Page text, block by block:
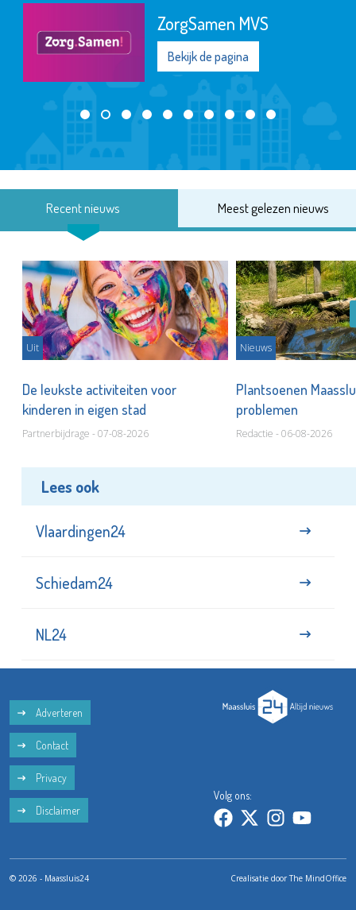
ZorgSamen MVS
Bekijk de pagina
Recent nieuws Meest gelezen nieuws
Uit
De leukste activiteiten voor
kinderen in eigen stad
Partnerbijdrage - 07-08-2026
Nieuws
Plantsoenen
problemen
Redactie - 06-08-2026
Lees ook
Vlaardingen24
Schiedam24
NL24
Adverteren
Contact
Privacy
Disclaimer
Volg ons:
© 2026 - Maassluis24 Crealisatie doorThe MindOffice